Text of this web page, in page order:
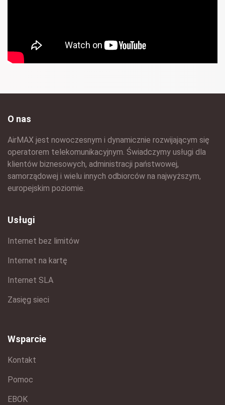
O nas
AirMAX jest nowoczesnym i dynamicznie rozwijającym się
operatorem telekomunikacyjnym. Świadczymy usługi dla
klientów biznesowych, administracji państwowej,
samorządowej i wielu innych odbiorców na najwyższym,
europejskim poziomie.
Usługi
Internet bez limitów
Internet na kartę
Internet SLA
Zasięg sieci
Wsparcie
Kontakt
Pomoc
EBOK